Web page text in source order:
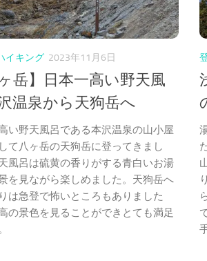
イキング 2023年11月6日
ヶ岳】日本一高い野天風
温泉から天狗岳へ
い野天風呂である本沢温泉の山小屋
て八ヶ岳の天狗岳に登ってきまし
風呂は硫黄の香りがする青白いお湯
を見ながら楽しめました。天狗岳へ
は急登で怖いところもありました
の景色を見ることができとても満足